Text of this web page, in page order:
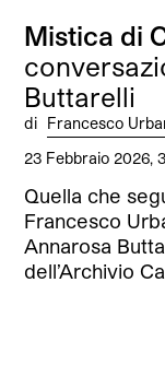
Mistica di
Buttarelli
di Francesco
23 Febbraio 2026,
Quella che
Francesco
Annarosa
dell’Archivio